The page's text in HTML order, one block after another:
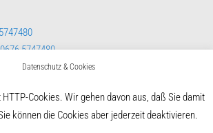
0676 5747480
steyregg.at
Datenschutz & Cookies
Cookies. Wir gehen davon aus, daß Sie damit
können die Cookies aber jederzeit deaktivieren.